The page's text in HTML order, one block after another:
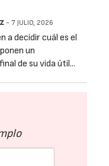
- 7 JULIO, 2026
a decidir cuál es el
un
de su vida útil...